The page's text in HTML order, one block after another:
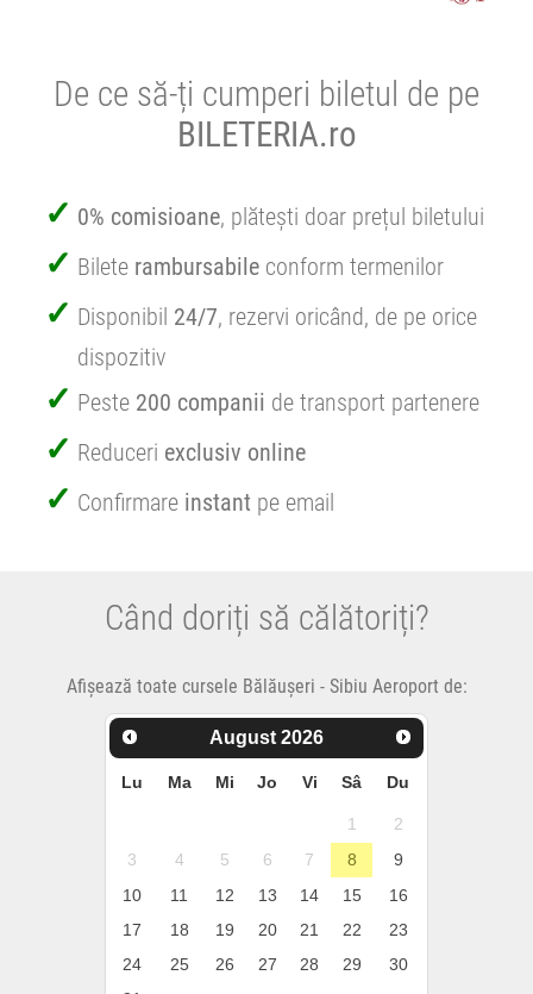
De ce să-ți cumperi biletul de pe
BILETERIA.ro
0% comisioane, plătești doar prețul biletului
Bilete rambursabile conform termenilor
Disponibil 24/7, rezervi oricând, de pe orice
dispozitiv
Peste 200 companii de transport partenere
Reduceri exclusiv online
Confirmare instant pe email
Când doriți să călătoriți?
Afișează toate cursele Bălăușeri - Sibiu Aeroport de:
August 2026
Lu Ma Mi Jo Vi Sâ Du
1
2
3
4 5 6 7 8
9
10
11 12 13 14 15
16
17
18 19 20 21 22
23
24
25 26 27 28 29
30